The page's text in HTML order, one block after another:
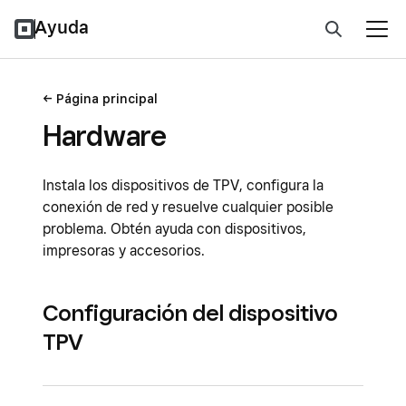
Ayuda
Página principal
Hardware
Instala los dispositivos de TPV, configura la
conexión de red y resuelve cualquier posible
problema. Obtén ayuda con dispositivos,
impresoras y accesorios.
Configuración del dispositivo
TPV